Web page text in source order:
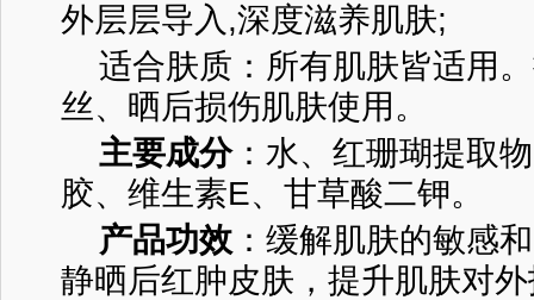
外层层导入,深度滋养肌肤;
适合肤质：所有肌肤皆适用
丝、晒后损伤肌肤使用。
主要成分：水、红珊瑚提取
胶、维生素E、甘草酸二钾。
产品功效 ：缓解肌肤的敏感
静晒后红肿皮肤，提升肌肤对